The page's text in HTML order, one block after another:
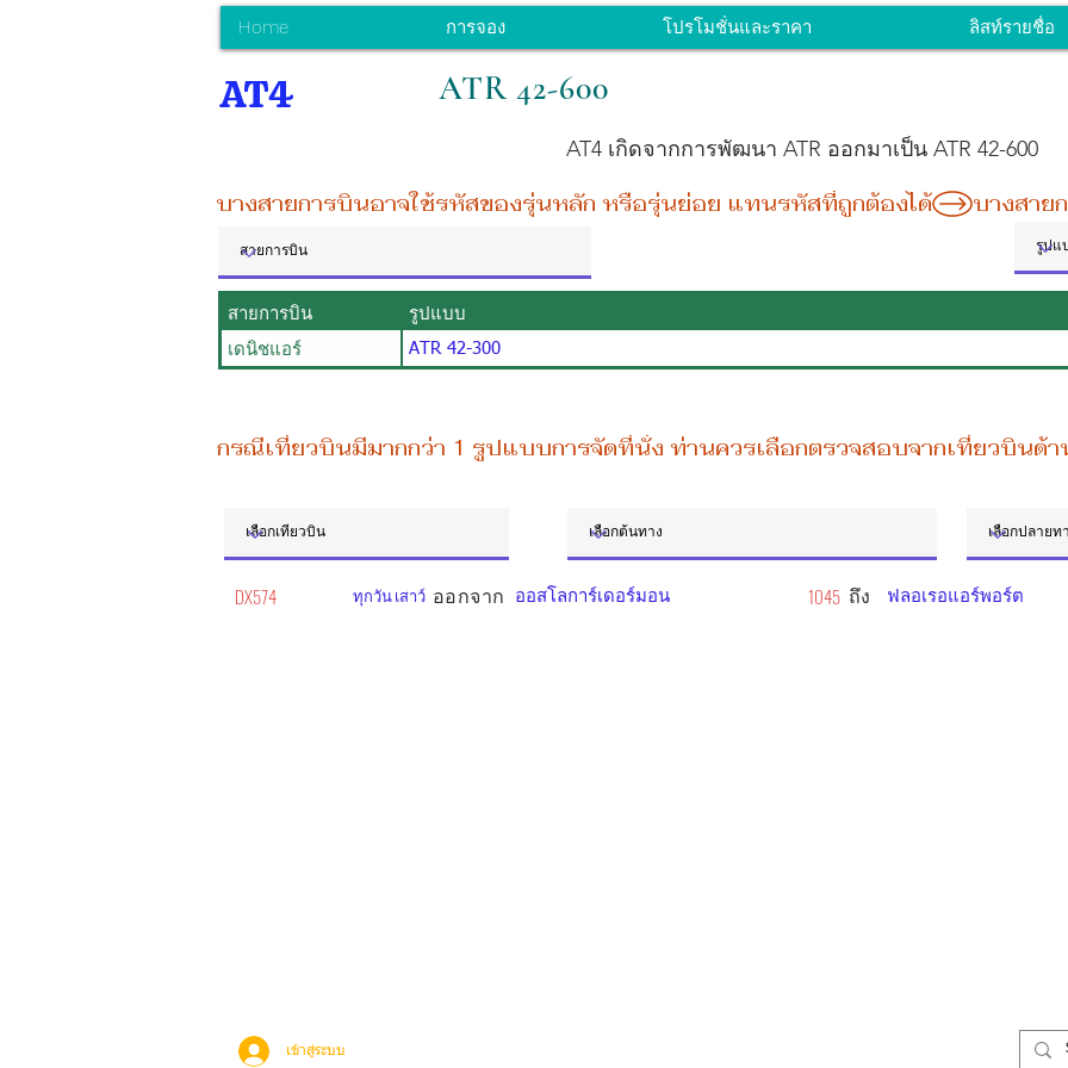
Home การจอง โปรโมชั่นและราคา ลิสท์รายชื่อ
AT4 ATR 42-600
AT4 เกิดจากการพัฒนา ATR ออกมาเป็น ATR 42-600
บางสายการบินอาจใช้รหัสของรุ่นหลัก หรือรุ่นย่อย แทนรหัสที่ถูกต้องได้
สายการบิน
รูปแบบ
เดนิชแอร์
ATR 42-300
กรณีเที่ยวบินมีมากกว่า 1 รูปแบบการจัดที่นั่ง ท่านควรเลือกตรวจสอบจากเที่ยวบินด้า
DX574 ทุกวัน เสาว์ ออกจาก ออสโลการ์เดอร์มอน 1045 ถึง ฟลอเรอแอร์พอร์ต
เข้าสู่ระบบ